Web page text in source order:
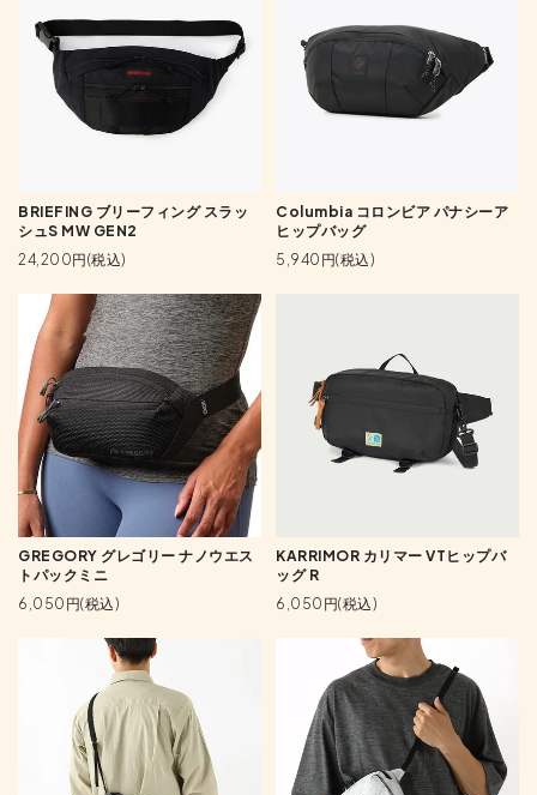
BRIEFING ブリーフィング スラッ
シュS MW GEN2
24,200円(税込)
Columbia コロンビア パナシーア
ヒップバッグ
5,940円(税込)
GREGORY グレゴリー ナノウエス
トパックミニ
6,050円(税込)
KARRIMOR カリマー VTヒップバ
ッグ R
6,050円(税込)